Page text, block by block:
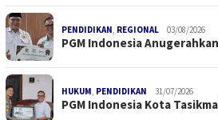
PENDIDIKAN, REGIONAL 03/08/2026
PGM Indonesia
HUKUM, PENDIDIKAN 31/07/2026
PGM Indonesia Kota